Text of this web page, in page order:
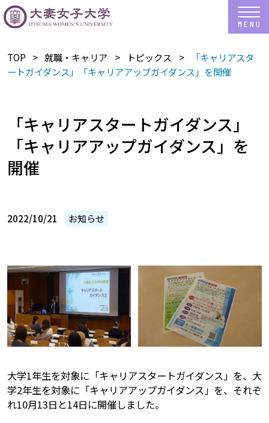
TOP 就職・キャリア トピックス
「キャリアスタ
ートガイダンス」「キャリアアップガイダンス」を開催
「キャリアスタートガイダンス」
「キャリアアップガイダンス」を
開催
2022/10/21 お知らせ
大学1年生を対象に「キャリアスタートガイダンス」を、大
学2年生を対象に「キャリアアップガイダンス」を、それぞ
れ10月13日と14日に開催しました。